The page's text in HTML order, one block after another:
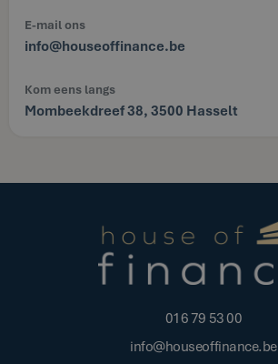
E-mail ons
info@houseoffinance.be
Kom eens langs
Mombeekdreef 38, 3500 Hasselt
016 79 53 00
info@houseoffinance.be